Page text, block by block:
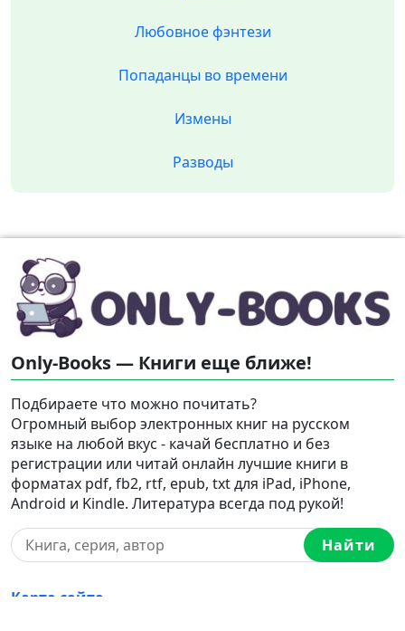
Любовное фэнтези
Попаданцы во времени
Измены
Разводы
Only-Books — Книги еще ближе!
Подбираете что можно почитать?
Огромный выбор электронных книг на русском
языке на любой вкус - качай бесплатно и без
регистрации или читай онлайн лучшие книги в
форматах pdf, fb2, rtf, epub, txt для iPad, iPhone,
Android и Kindle. Литература всегда под рукой!
Найти
Карта сайта